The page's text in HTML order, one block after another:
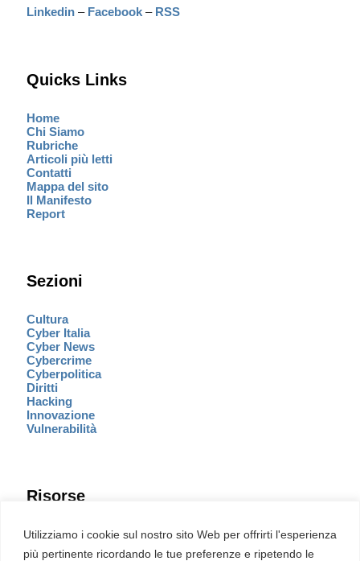
Utilizziamo i cookie sul nostro sito Web per offrirti l'esperienza
più pertinente ricordando le tue preferenze e ripetendo le
Linkedin – Facebook – RSS
Quicks Links
Home
Chi Siamo
Rubriche
Articoli più letti
Contatti
Mappa del sito
Il Manifesto
Report
Sezioni
Cultura
Cyber Italia
Cyber News
Cybercrime
Cyberpolitica
Diritti
Hacking
Innovazione
Vulnerabilità
Risorse
Eventi
Fumetto Cyber